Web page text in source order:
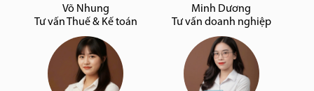
Võ Nhung
Tư vấn Thuế & Kế toán
Minh Dương
Tư vấn doanh nghiệp